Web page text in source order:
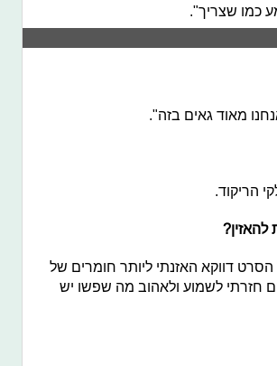
כמו שצריך".
מאוד גאים בזה".
הריקוד.
להאזין?
הסרט דווקא האזנתי ליותר חומרים של
חזרתי לשמוע ולאהוב מה שפשו יש